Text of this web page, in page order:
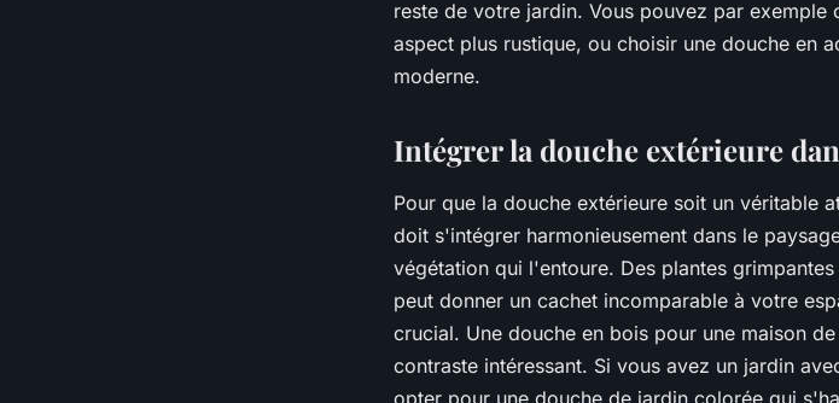
reste de votre jardin. Vous pouvez par
aspect plus rustique, ou choisir une douche en
moderne.
Intégrer la douche extérieure
Pour que la douche extérieure soit un véritable
doit s'intégrer harmonieusement dans le
végétation qui l'entoure. Des plantes
peut donner un cachet incomparable à votre
crucial. Une douche en bois pour une maison
contraste intéressant. Si vous avez un jardin